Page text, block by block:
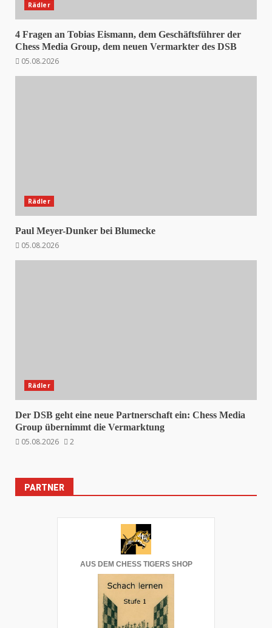
Rädler
4 Fragen an Tobias Eismann, dem Geschäftsführer der
Chess Media Group, dem neuen Vermarkter des DSB
05.08.2026
Rädler
Paul Meyer-Dunker bei Blumecke
05.08.2026
Rädler
Der DSB geht eine neue Partnerschaft ein: Chess Media
Group übernimmt die Vermarktung
05.08.2026
2
PARTNER
AUS DEM CHESS TIGERS SHOP